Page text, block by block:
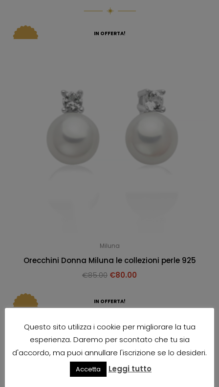
IN OFFERTA!
Miluna
Orecchini Donna Miluna le collezioni perle 925
€85.00 €80.00
IN OFFERTA!
Questo sito utilizza i cookie per migliorare la tua
esperienza. Daremo per scontato che tu sia
d'accordo, ma puoi annullare l'iscrizione se lo desideri.
Accetta Leggi tutto